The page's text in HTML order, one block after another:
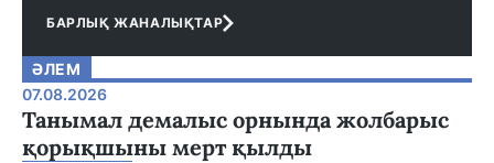
БАРЛЫҚ ЖАНАЛЫҚТАР
ӘЛЕМ
07.08.2026
Танымал демалыс орнында жолбарыс
қорықшыны мерт қылды